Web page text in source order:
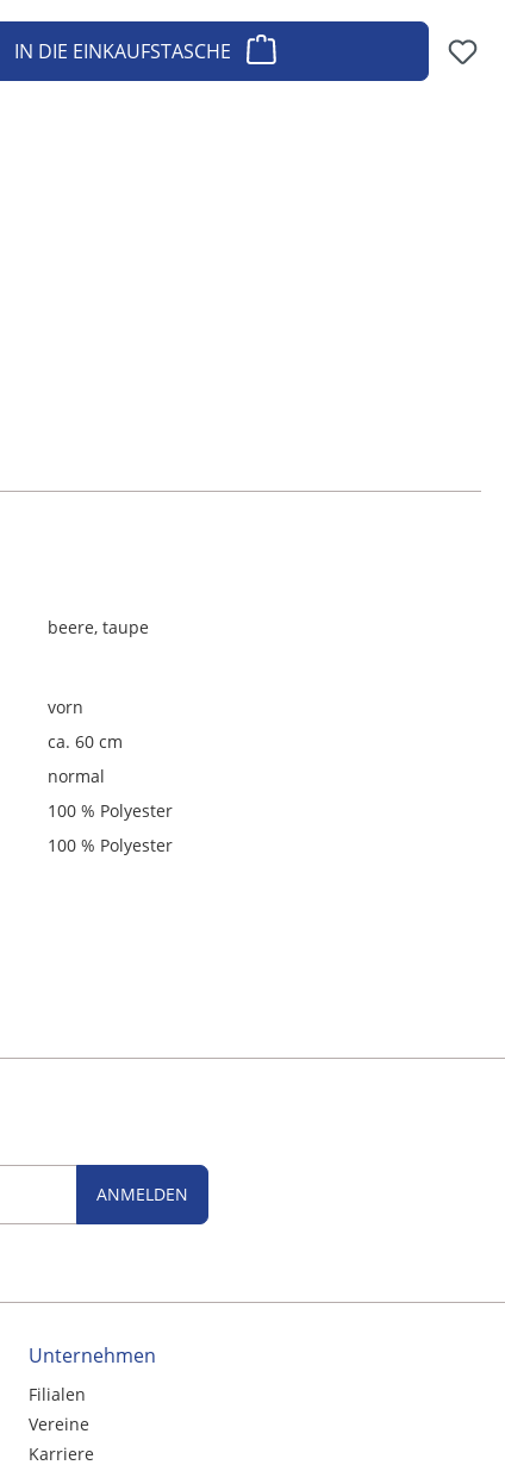
IN DIE EINKAUFSTASCHE
beere, taupe
vorn
ca. 60 cm
normal
100 % Polyester
100 % Polyester
ANMELDEN
Unternehmen
Filialen
Vereine
Karriere